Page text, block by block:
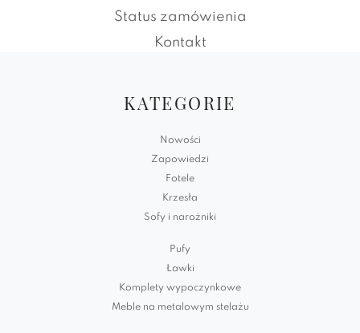
Status zamówienia
Kontakt
KATEGORIE
Nowości
Zapowiedzi
Fotele
Krzesła
Sofy i narożniki
Pufy
Ławki
Komplety wypoczynkowe
Meble na metalowym stelażu